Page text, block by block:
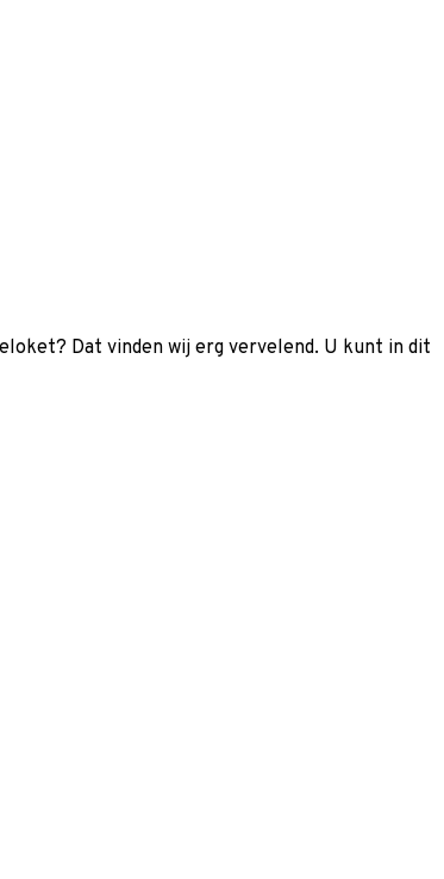
Dat vinden wij erg vervelend. U kunt in dit